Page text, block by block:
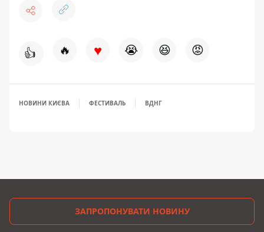
👍 🔥 ♥ 😭 😆 😡
НОВИНИ КИЄВА ФЕСТИВАЛЬ ВДНГ
ЗАПРОПОНУВАТИ НОВИНУ